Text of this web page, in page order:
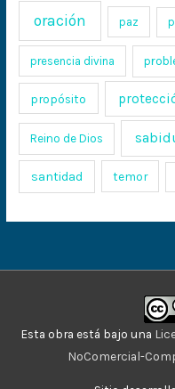
oración paz
presencia divina
propósito
Reino de Dios
santidad temor
Esta obra está bajo una
NoComercial-